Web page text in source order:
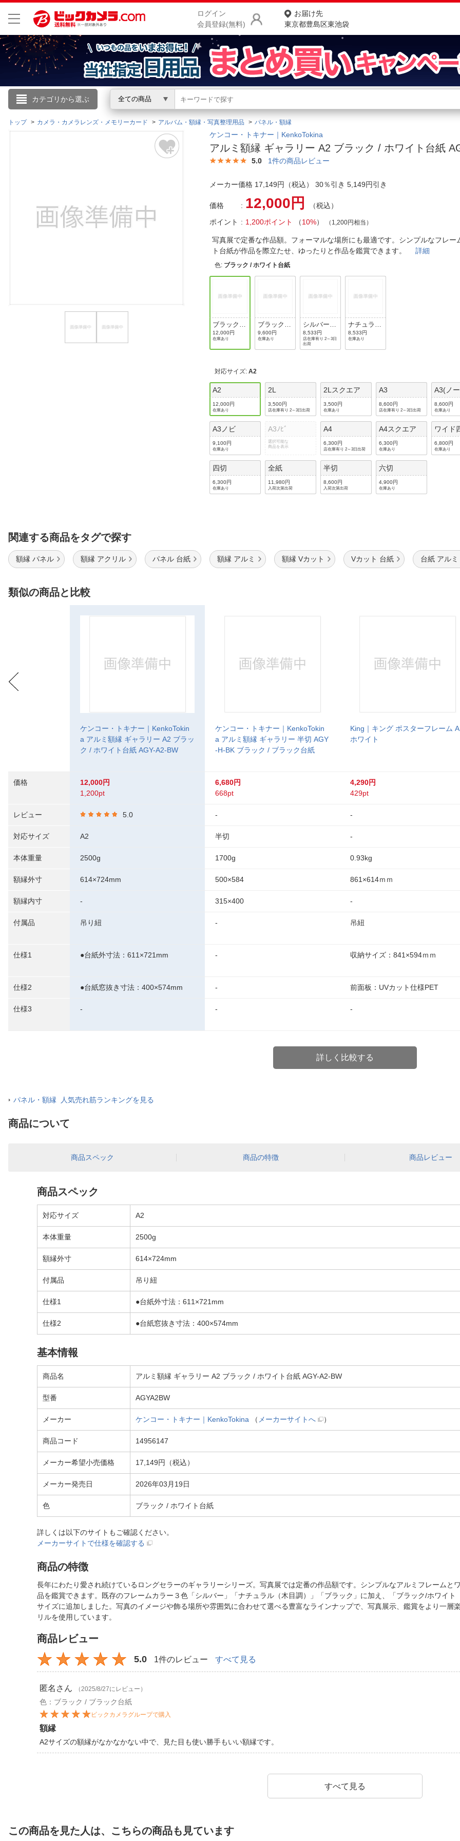
ログイン
会員登録(無料)
お届け先
東京都豊島区東池袋
カテゴリから選ぶ 全ての商品
こんにちは
ログイン
閲覧履歴
商品をさがす
ランキングからさがす
カテゴリ一覧からさがす
お客様サポート
よくある質問・お問合せ
ご利用規約
トップ カメラ・カメラレンズ・メモリーカード アルバム・額縁・写真整理用品 パネル・額縁
ケンコー・トキナー｜KenkoTokina
アルミ額縁 ギャラリー A2 ブラック / ホワイト台紙
5.0 1件の商品レビュー
メーカー価格 17,149円（税込） 30％引き 5,149円引き
価格 12,000円
（税込）
ポイント
1,200ポイント （10%） （1,200円相当）
写真展で定番な作品額。フォーマルな場所にも最適です。シンプルなフレー
ト台紙が作品を際立たせ、ゆったりと作品を鑑賞できます。詳細
色: ブラック / ホワイト台紙
ブラック /
ホワイト台
紙
12,000円
在庫あり
ブラック /
ブラック台
紙
9,600円
在庫あり
シルバー /
ホワイト台
紙
8,533円
店在庫有り 2～3日
出荷
ナチュラル
(木目調） /
ホワイト台
紙
8,533円
在庫あり
対応サイズ:A2
A2
12,000円
在庫あり
2L
3,500円
店在庫有り 2～3日出荷
2Lスクエア
3,500円
在庫あり
A3
8,600円
店在庫有り 2～3日出荷
A3(ノ
8,600円
在庫あり
A3ノビ
9,100円
在庫あり
A3ﾉﾋﾞ
選択可能な
商品を表示
A4
6,300円
店在庫有り 2～3日出荷
A4スクエア
6,300円
在庫あり
ワイド
6,800円
在庫あり
四切
6,300円
在庫あり
全紙
11,980円
入荷次第出荷
半切
8,600円
入荷次第出荷
六切
4,900円
在庫あり
関連する商品をタグで探す
額縁 パネル 額縁 アクリル パネル 台紙 額縁 アルミ 額縁 Vカット Vカット 台紙 台紙 アルミ
類似の商品と比較
価格
レビュー
対応サイズ
本体重量
額縁外寸
額縁内寸
付属品
仕様1
仕様2
仕様3
ケンコー・トキナー｜KenkoTokin
a アルミ額縁 ギャラリー A2 ブラッ
ク / ホワイト台紙 AGY-A2-BW
12,000円
1,200pt
5.0
A2
2500g
614×724mm
-
吊り紐
●台紙外寸法：611×721mm
●台紙窓抜き寸法：400×574mm
-
ケンコー・トキナー｜KenkoTokin
a アルミ額縁 ギャラリー 半切 AGY
-H-BK ブラック / ブラック台紙
6,680円
668pt
-
半切
1700g
500×584
315×400
-
-
-
-
King｜キング ポスターフレーム
ホワイト
4,290円
429pt
-
-
0.93kg
861×614ｍｍ
-
吊紐
収納サイズ：841×594ｍｍ
前面板：UVカット仕様PET
-
詳しく比較する
パネル・額縁 人気売れ筋ランキングを見る
商品について
商品スペック 商品の特徴 商品レビュー
商品スペック
対応サイズ A2
本体重量 2500g
額縁外寸 614×724mm
付属品 吊り紐
仕様1 ●台紙外寸法：611×721mm
仕様2 ●台紙窓抜き寸法：400×574mm
基本情報
商品名 アルミ額縁 ギャラリー A2 ブラック / ホワイト台紙 AGY-A2-BW
型番 AGYA2BW
メーカー ケンコー・トキナー｜KenkoTokina （ メーカーサイトへ ）
商品コード 14956147
メーカー希望小売価格 17,149円（税込）
メーカー発売日 2026年03月19日
色 ブラック / ホワイト台紙
詳しくは以下のサイトもご確認ください。
メーカーサイトで仕様を確認する
商品の特徴
長年にわたり愛され続けているロングセラーのギャラリーシリーズ。写真展では定番の作品額です。シンプルなアルミフレームと
品を鑑賞できます。既存のフレームカラー３色「シルバー」「ナチュラル（木目調）」「ブラック」に加え、「ブラック/ホワイ
サイズに追加しました。写真のイメージや飾る場所や雰囲気に合わせて選べる豊富なラインナップで、写真展示、鑑賞をより一層
リルを使用しています。
商品レビュー
5.0 1件のレビュー すべて見る
匿名 さん （2025/8/27にレビュー）
色：ブラック / ブラック台紙
ビックカメラグループで購入
額縁
A2サイズの額縁がなかなかない中で、見た目も使い勝手もいい額縁です。
すべて見る
この商品を見た人は、こちらの商品も見ています